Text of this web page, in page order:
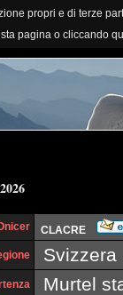
propri e di terze
pagina o cliccando
CLACRE
Svizzera
Murtel